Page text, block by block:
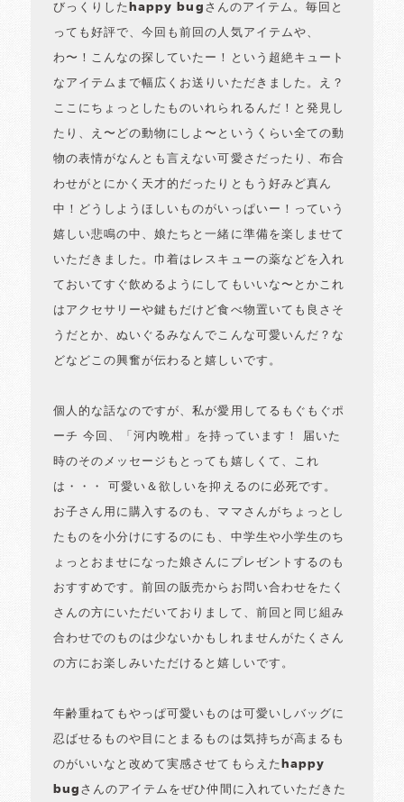
びっくりしたhappy bugさんのアイテム。毎回と
っても好評で、今回も前回の人気アイテムや、
わ〜！こんなの探していたー！という超絶キュート
なアイテムまで幅広くお送りいただきました。え？
ここにちょっとしたものいれられるんだ！と発見し
たり、え〜どの動物にしよ〜というくらい全ての動
物の表情がなんとも言えない可愛さだったり、布合
わせがとにかく天才的だったりともう好みど真ん
中！どうしようほしいものがいっぱいー！っていう
嬉しい悲鳴の中、娘たちと一緒に準備を楽しませて
いただきました。巾着はレスキューの薬などを入れ
ておいてすぐ飲めるようにしてもいいな〜とかこれ
はアクセサリーや鍵もだけど食べ物置いても良さそ
うだとか、ぬいぐるみなんでこんな可愛いんだ？な
どなどこの興奮が伝わると嬉しいです。
個人的な話なのですが、私が愛用してるもぐもぐポ
ーチ 今回、「河内晩柑」を持っています！ 届いた
時のそのメッセージもとっても嬉しくて、これ
は・・・ 可愛い＆欲しいを抑えるのに必死です。
お子さん用に購入するのも、ママさんがちょっとし
たものを小分けにするのにも、中学生や小学生のち
ょっとおませになった娘さんにプレゼントするのも
おすすめです。前回の販売からお問い合わせをたく
さんの方にいただいておりまして、前回と同じ組み
合わせでのものは少ないかもしれませんがたくさん
の方にお楽しみいただけると嬉しいです。
年齢重ねてもやっぱ可愛いものは可愛いしバッグに
忍ばせるものや目にとまるものは気持ちが高まるも
のがいいなと改めて実感させてもらえたhappy
bugさんのアイテムをぜひ仲間に入れていただきた